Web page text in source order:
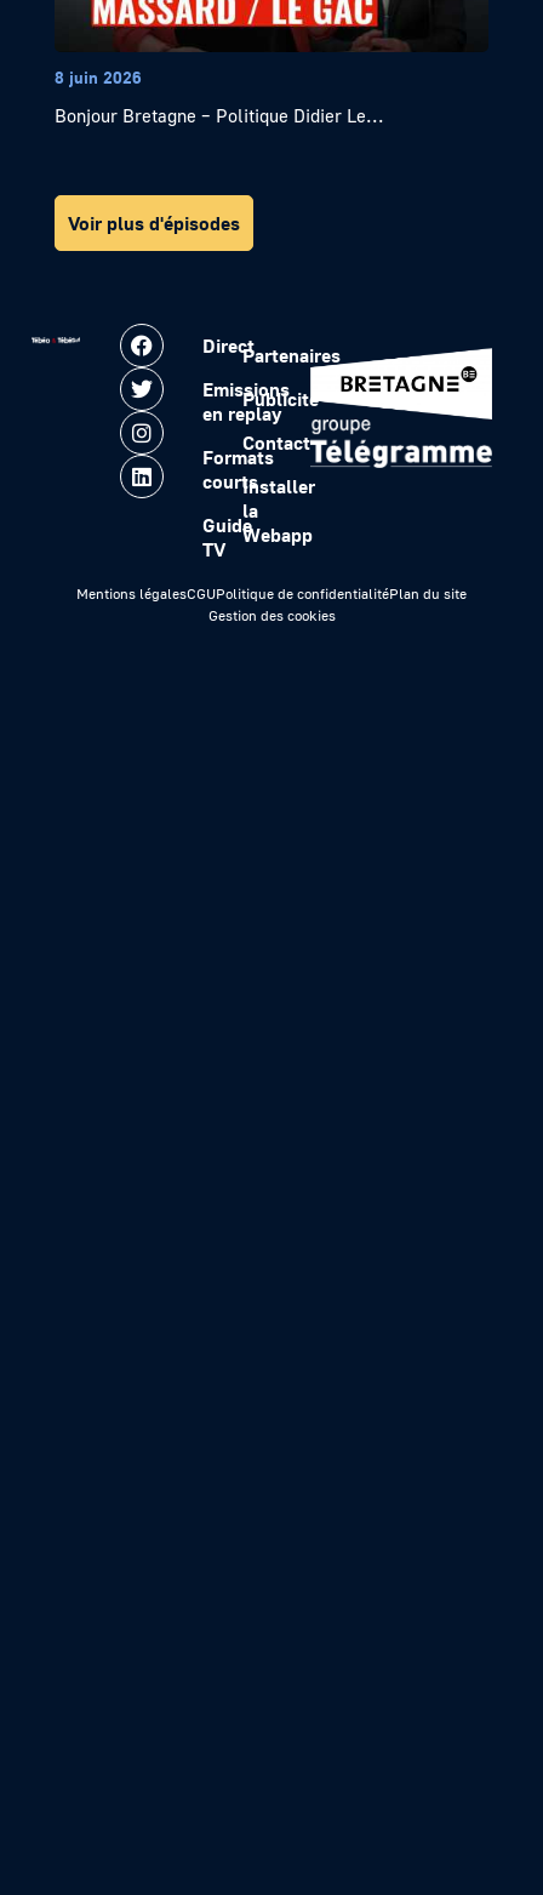
8 juin 2026
Bonjour Bretagne – Politique Didier Le...
Voir plus d'épisodes
Direct
Emissions
en replay
Formats
courts
Guide
TV
Partenaires
Publicité
Contact
Installer
la
Webapp
Mentions légalesCGUPolitique de confidentialitéPlan du site
Gestion des cookies